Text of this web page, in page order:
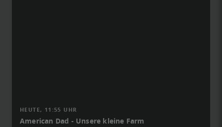
HEUTE, 11:55 UHR
American Dad - Unsere kleine Farm